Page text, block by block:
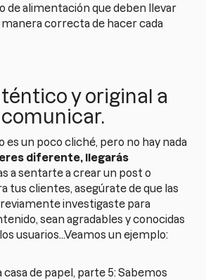
de alimentación que deben llevar
correcta de hacer cada
y original a
es un poco cliché, pero no hay nada
diferente, llegarás
a sentarte a crear un post o
tus clientes, asegúrate de que las
investigaste para
sean agradables y conocidas
usuarios...Veamos un ejemplo:
casa de papel, parte 5: Sabemos